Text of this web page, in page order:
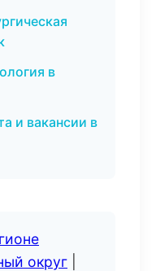
в
и вакансии в
округ